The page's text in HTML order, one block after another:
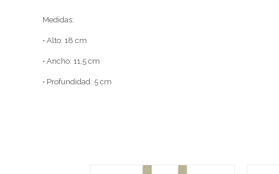
Medidas:
• Alto: 18 cm
• Ancho: 11,5 cm
• Profundidad: 5 cm